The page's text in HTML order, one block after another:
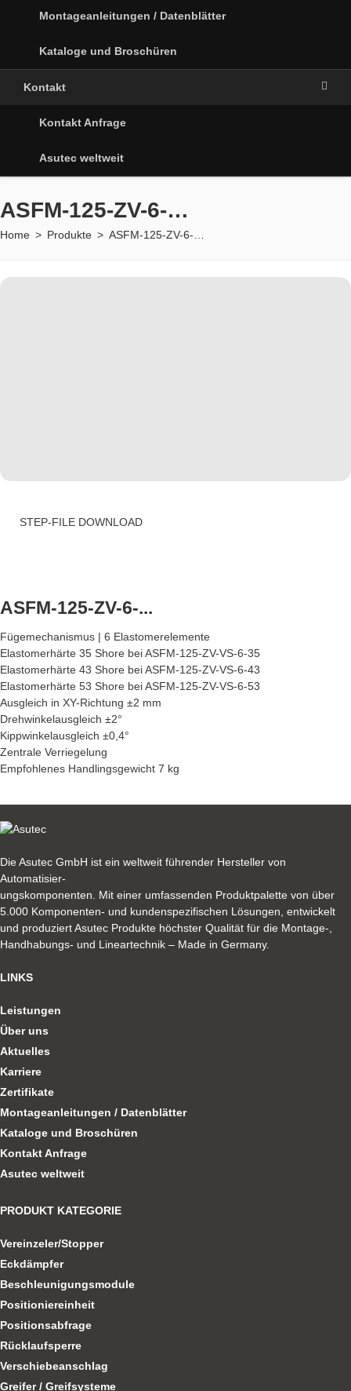
Montageanleitungen / Datenblätter
Kataloge und Broschüren
Kontakt
Kontakt Anfrage
Asutec weltweit
ASFM-125-ZV-6-…
Home > Produkte > ASFM-125-ZV-6-…
STEP-FILE DOWNLOAD
ASFM-125-ZV-6-...
Fügemechanismus | 6 Elastomerelemente
Elastomerhärte 35 Shore bei ASFM-125-ZV-VS-6-35
Elastomerhärte 43 Shore bei ASFM-125-ZV-VS-6-43
Elastomerhärte 53 Shore bei ASFM-125-ZV-VS-6-53
Ausgleich in XY-Richtung ±2 mm
Drehwinkelausgleich ±2°
Kippwinkelausgleich ±0,4°
Zentrale Verriegelung
Empfohlenes Handlingsgewicht 7 kg
Die Asutec GmbH ist ein weltweit führender Hersteller von
Automatisier-
ungskomponenten. Mit einer umfassenden Produktpalette von über
5.000 Komponenten- und kundenspezifischen Lösungen, entwickelt
und produziert Asutec Produkte höchster Qualität für die Montage-,
Handhabungs- und Lineartechnik – Made in Germany.
LINKS
Leistungen
Über uns
Aktuelles
Karriere
Zertifikate
Montageanleitungen / Datenblätter
Kataloge und Broschüren
Kontakt Anfrage
Asutec weltweit
PRODUKT KATEGORIE
Vereinzeler/Stopper
Eckdämpfer
Beschleunigungsmodule
Positioniereinheit
Positionsabfrage
Rücklaufsperre
Verschiebeanschlag
Greifer / Greifsysteme